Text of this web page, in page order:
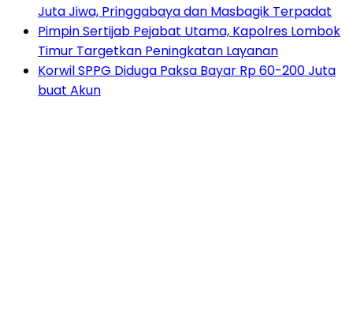
Juta Jiwa, Pringgabaya dan Masbagik Terpadat
Pimpin Sertijab Pejabat Utama, Kapolres Lombok
Timur Targetkan Peningkatan Layanan
Korwil SPPG Diduga Paksa Bayar Rp 60-200 Juta
buat Akun